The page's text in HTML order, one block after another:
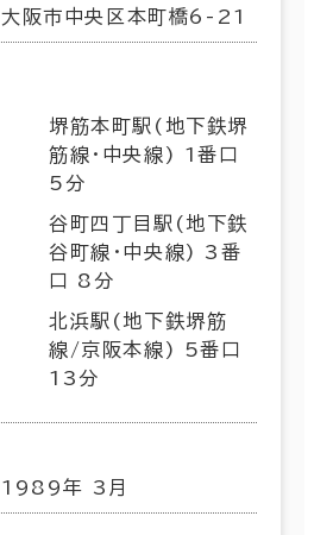
大阪市中央区本町橋6-21
堺筋本町駅(地下鉄堺
筋線･中央線) 1番口
5分
谷町四丁目駅(地下鉄
谷町線･中央線) 3番
口 8分
北浜駅(地下鉄堺筋
線/京阪本線) 5番口
13分
1989年 3月